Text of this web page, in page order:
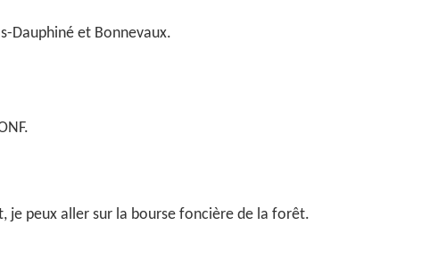
Dauphiné et Bonnevaux.
je peux aller sur la bourse foncière de la forêt.